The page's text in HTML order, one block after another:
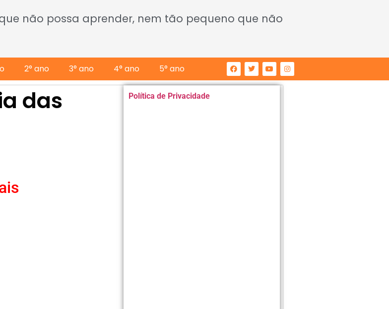
não possa aprender, nem tão pequeno que não
2° ano 3° ano 4° ano 5° ano
das Política de Privacidade